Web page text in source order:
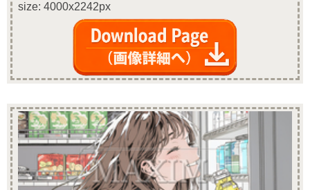
size: 4000x2242px